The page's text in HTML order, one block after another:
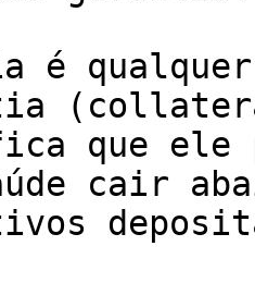
é
que ele
cair